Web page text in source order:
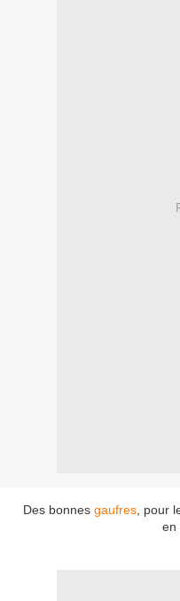
Des bonnes gaufres, pour
en